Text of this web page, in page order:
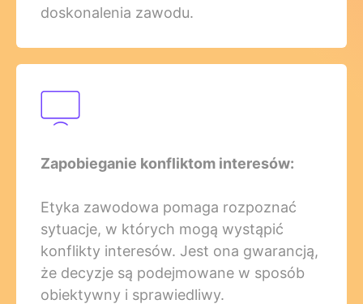
doskonalenia zawodu.
Zapobieganie konfliktom interesów:
Etyka zawodowa pomaga rozpoznać
sytuacje, w których mogą wystąpić
konflikty interesów. Jest ona gwarancją,
że decyzje są podejmowane w sposób
obiektywny i sprawiedliwy.